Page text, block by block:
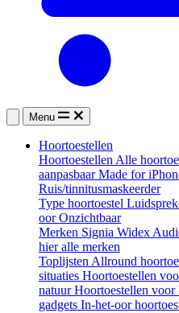
Menu
Hoortoestellen
HoortoestellenAlle
aanpasbaarMade for
Ruis/tinnitusmaskeerder
Type hoortoestel
oorOnzichtbaar
Merken Signia Widex
hier alle merken
ToplijstenAllround
situaties Hoortoestellen
natuurHoortoestellen voor
gadgets In-het-oor